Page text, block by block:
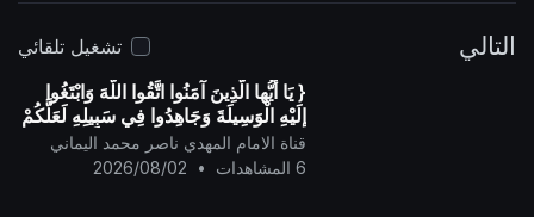
التالي
تشغيل تلقائي
{ يَا أيُّها الَّذِينَ آمَنُوا اتَّقُوا اللَّهَ وَابْتَغُوا
إِلَيْهِ الْوَسِيلَةَ وَجَاهِدُوا فِي سَبِيلِهِ لَعَلَّكُمْ
تُفْلِحُونَ }
قناة الامام المهدي ناصر محمد اليماني
6 المشاهدات
•
2026/08/02